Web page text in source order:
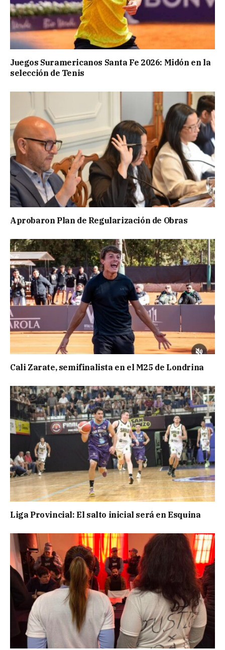
Juegos Suramericanos Santa Fe 2026: Midón en la
selección de Tenis
Aprobaron Plan de Regularización de Obras
Cali Zarate, semifinalista en el M25 de Londrina
Liga Provincial: El salto inicial será en Esquina